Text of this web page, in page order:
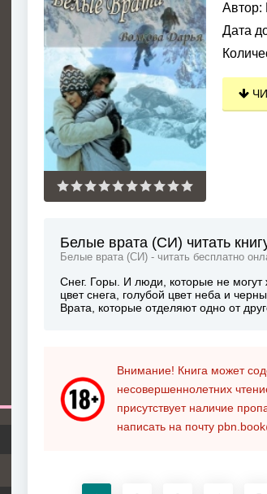
Автор:
Дата
Белые врата (СИ) читать
Белые врата (СИ) - читать бесплатно
Снег. Горы. И люди, которые не могут
цвет снега, голубой цвет неба и
Врата, которые отделяют одно от
Внимание! Книга может
несовершеннолетних
присутствует наличие
написать на почту